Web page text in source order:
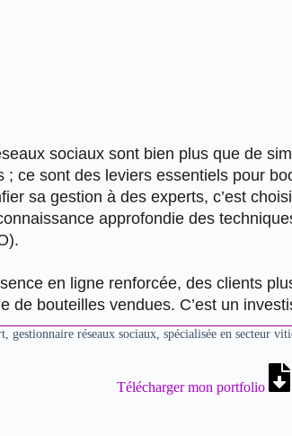
sociaux sont bien plus que de
; ce sont des leviers essentiels pour
sa gestion à des experts, c’est
approfondie des
en ligne renforcée, des clients
de bouteilles vendues. C’est un
, gestionnaire réseaux sociaux , spécialisée en secteur
Télécharger mon portfolio